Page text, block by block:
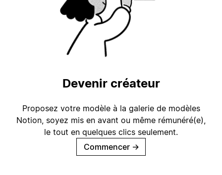
Devenir créateur
Proposez votre modèle à la galerie de modèles
Notion, soyez mis en avant ou même rémunéré(e),
le tout en quelques clics seulement.
Commencer →